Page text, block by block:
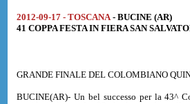
2012-09-17 - TOSCANA - BUCINE (AR)
41 COPPA FESTA IN FIERA SAN
GRANDE FINALE DEL COLOMBIANO
BUCINE(AR)- Un bel successo per la 43^